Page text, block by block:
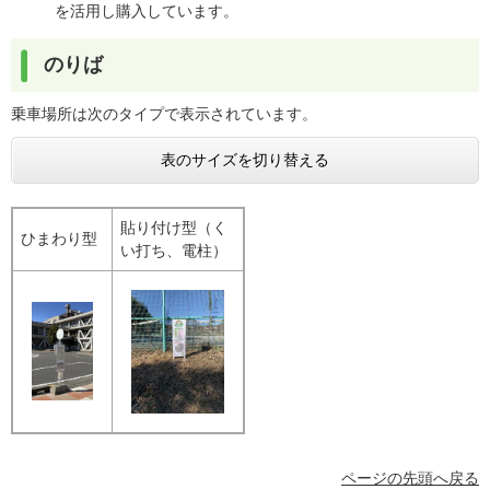
を活用し購入しています。
のりば
乗車場所は次のタイプで表示されています。
表のサイズを切り替える
ひまわり型
貼り付け型（く
い打ち、電柱）
ページの先頭へ戻る